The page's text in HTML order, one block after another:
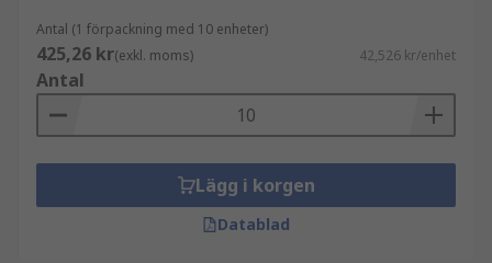
Antal (1 förpackning med 10 enheter)
425,26 kr(exkl. moms) 42,526 kr/enhet
Antal
Lägg i korgen
Datablad